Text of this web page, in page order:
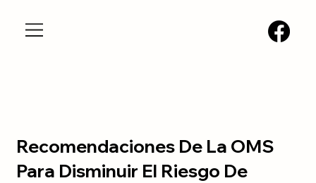
Recomendaciones De La OMS
Para Disminuir El Riesgo De